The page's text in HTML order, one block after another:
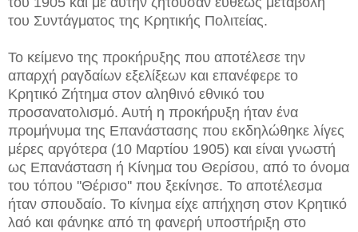
του Συντάγματος της Κρητικής Πολιτείας.
Το κείμενο της προκήρυξης που αποτέλεσε την
απαρχή ραγδαίων εξελίξεων και επανέφερε το
Κρητικό Ζήτημα στον αληθινό εθνικό του
προσανατολισμό. Αυτή η προκήρυξη ήταν ένα
προμήνυμα της Επανάστασης που εκδηλώθηκε λίγες
μέρες αργότερα (10 Μαρτίου 1905) και είναι γνωστή
ως Επανάσταση ή Κίνημα του Θερίσου, από το όνομα
του τόπου ''Θέρισο'' που ξεκίνησε. Το αποτέλεσμα
ήταν σπουδαίο. Το κίνημα είχε απήχηση στον Κρητικό
λαό και φάνηκε από τη φανερή υποστήριξη στο